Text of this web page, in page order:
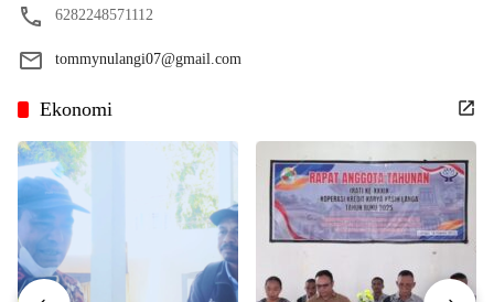
6282248571112
tommynulangi07@gmail.com
Ekonomi